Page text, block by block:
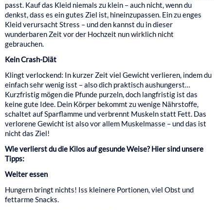
passt. Kauf das Kleid niemals zu klein – auch nicht, wenn du
denkst, dass es ein gutes Ziel ist, hineinzupassen. Ein zu enges
Kleid verursacht Stress – und den kannst du in dieser
wunderbaren Zeit vor der Hochzeit nun wirklich nicht
gebrauchen.
Kein Crash-Diät
Klingt verlockend: In kurzer Zeit viel Gewicht verlieren, indem du
einfach sehr wenig isst – also dich praktisch aushungerst…
Kurzfristig mögen die Pfunde purzeln, doch langfristig ist das
keine gute Idee. Dein Körper bekommt zu wenige Nährstoffe,
schaltet auf Sparflamme und verbrennt Muskeln statt Fett. Das
verlorene Gewicht ist also vor allem Muskelmasse – und das ist
nicht das Ziel!
Wie verlierst du die Kilos auf gesunde Weise? Hier sind unsere
Tipps:
Weiter essen
Hungern bringt nichts! Iss kleinere Portionen, viel Obst und
fettarme Snacks.